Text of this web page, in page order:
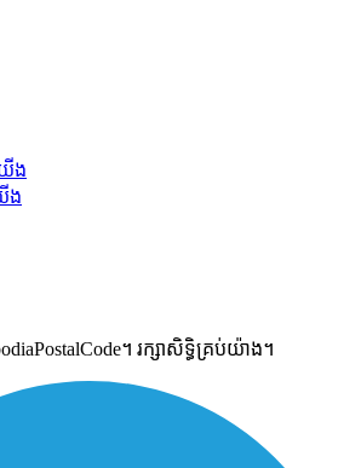
ង
ង
។ រក្សាសិទ្ធិគ្រប់យ៉ាង។